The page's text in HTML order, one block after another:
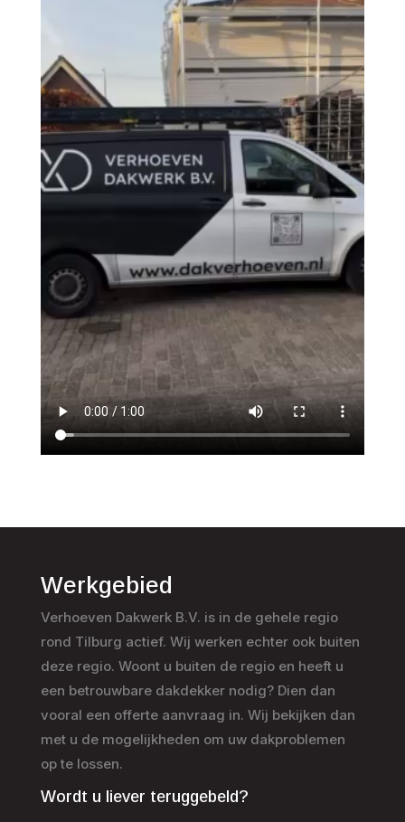
Werkgebied
Verhoeven Dakwerk B.V. is in de gehele regio
rond Tilburg actief. Wij werken echter ook buiten
deze regio. Woont u buiten de regio en heeft u
een betrouwbare dakdekker nodig? Dien dan
vooral een offerte aanvraag in. Wij bekijken dan
met u de mogelijkheden om uw dakproblemen
op te lossen.
Wordt u liever teruggebeld?